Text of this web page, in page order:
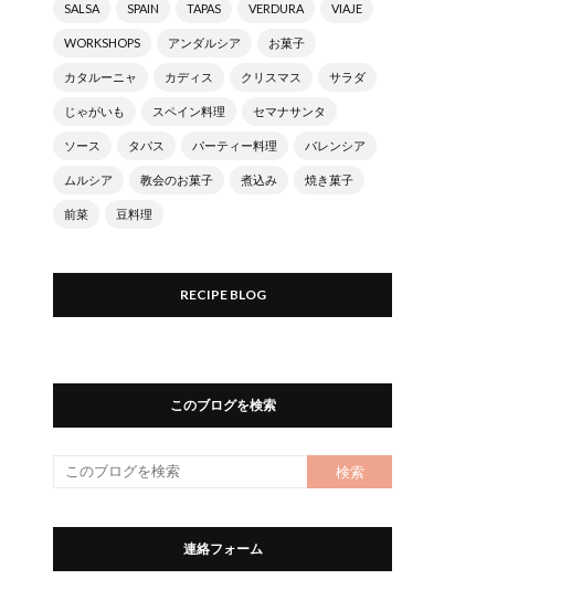
SALSA SPAIN TAPAS VERDURA VIAJE
WORKSHOPS アンダルシア お菓子
カタルーニャ カディス クリスマス サラダ
じゃがいも スペイン料理 セマナサンタ
ソース タパス パーティー料理 バレンシア
ムルシア 教会のお菓子 煮込み 焼き菓子
前菜 豆料理
RECIPE BLOG
このブログを検索
連絡フォーム